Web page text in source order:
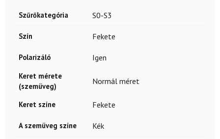
Szűrőkategória S0-S3
Szín Fekete
Polarizáló Igen
Keret mérete
(szemüveg)
Normál méret
Keret színe Fekete
A szemüveg színe Kék